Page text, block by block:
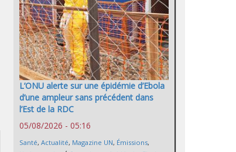
L’ONU alerte sur une épidémie d’Ebola
d’une ampleur sans précédent dans
l’Est de la RDC
05/08/2026 - 05:16
Santé, Actualité, Magazine UN, Émissions,